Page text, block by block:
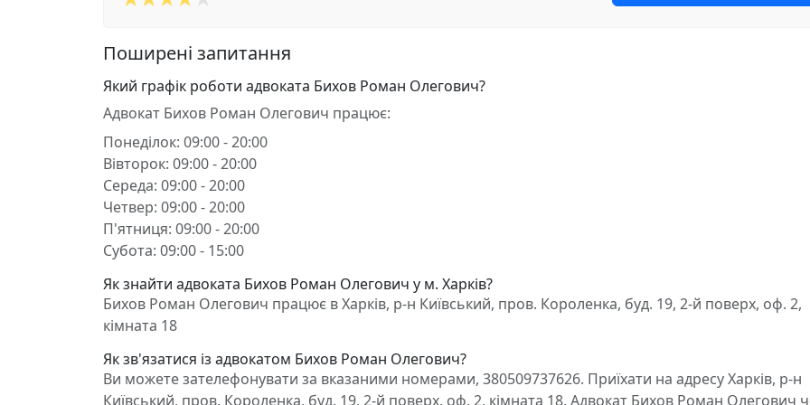
Поширені запитання
Який графік роботи адвоката Бихов Роман Олегович?
Адвокат Бихов Роман Олегович працює:
Понеділок: 09:00 - 20:00
Вівторок: 09:00 - 20:00
Середа: 09:00 - 20:00
Четвер: 09:00 - 20:00
П'ятниця: 09:00 - 20:00
Субота: 09:00 - 15:00
Як знайти адвоката Бихов Роман Олегович у м. Харків?
Бихов Роман Олегович працює в Харків, р-н Київський, пров. Короленка, буд. 19, 2-й поверх, оф. 2,
кімната 18
Як зв'язатися із адвокатом Бихов Роман Олегович?
Ви можете зателефонувати за вказаними номерами, 380509737626. Приїхати на адресу Харків, р-н
Київський, пров. Короленка, буд. 19, 2-й поверх, оф. 2, кімната 18. Адвокат Бихов Роман Олегович